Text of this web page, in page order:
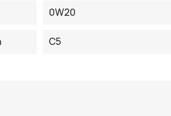
0W20
C5